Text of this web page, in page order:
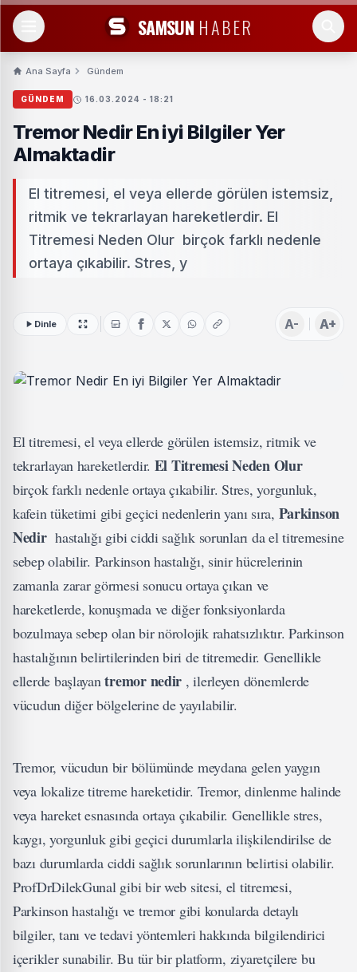
SAMSUN HABER
Ana Sayfa Gündem
GÜNDEM 16.03.2024 - 18:21
Tremor Nedir En iyi Bilgiler Yer
Almaktadir
El titremesi, el veya ellerde görülen istemsiz,
ritmik ve tekrarlayan hareketlerdir. El
Titremesi Neden Olur birçok farklı nedenle
ortaya çıkabilir. Stres, y
Dinle A- A+
El titremesi, el veya ellerde görülen istemsiz, ritmik ve
tekrarlayan hareketlerdir. El Titremesi Neden Olur
birçok farklı nedenle ortaya çıkabilir. Stres, yorgunluk,
kafein tüketimi gibi geçici nedenlerin yanı sıra, Parkinson
Nedirhastalığı gibi ciddi sağlık sorunları da el titremesine
sebep olabilir. Parkinson hastalığı, sinir hücrelerinin
zamanla zarar görmesi sonucu ortaya çıkan ve
hareketlerde, konuşmada ve diğer fonksiyonlarda
bozulmaya sebep olan bir nörolojik rahatsızlıktır. Parkinson
hastalığının belirtilerinden biri de titremedir. Genellikle
ellerde başlayantremor nedir , ilerleyen dönemlerde
vücudun diğer bölgelerine de yayılabilir.
Tremor, vücudun bir bölümünde meydana gelen yaygın
veya lokalize titreme hareketidir. Tremor, dinlenme halinde
veya hareket esnasında ortaya çıkabilir. Genellikle stres,
kaygı, yorgunluk gibi geçici durumlarla ilişkilendirilse de
bazı durumlarda ciddi sağlık sorunlarının belirtisi olabilir.
ProfDrDilekGunal gibi bir web sitesi, el titremesi,
Parkinson hastalığı ve tremor gibi konularda detaylı
bilgiler, tanı ve tedavi yöntemleri hakkında bilgilendirici
içerikler sunabilir. Bu tür bir platform, ziyaretçilere bu